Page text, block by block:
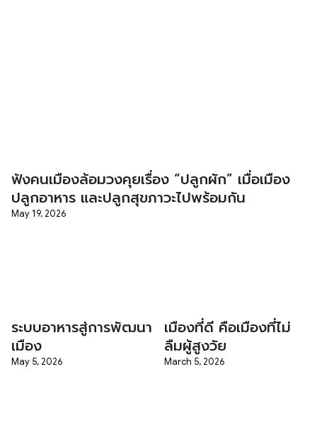
ฟังคนเมืองล้อมวงคุยเรื่อง “ปลูกผัก” เมื่อเมือง
ปลูกอาหาร และปลูกสุขภาวะไปพร้อมกัน
May 19, 2026
ระบบอาหารสู่การพัฒนา
เมือง
May 5, 2026
เมืองที่ดี คือเมืองที่ไม่
ลืมผู้สูงวัย
March 5, 2026